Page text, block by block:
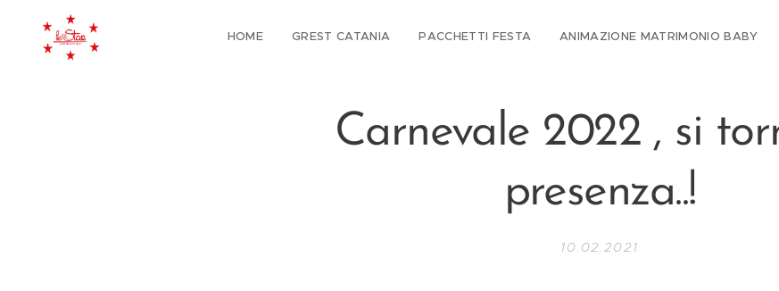
HOME GREST CATANIA PACCHETTI FESTA ANIMAZIONE MATRIMONIO BABY
Carnevale 2022 , si
presenza..!
10.02.2021